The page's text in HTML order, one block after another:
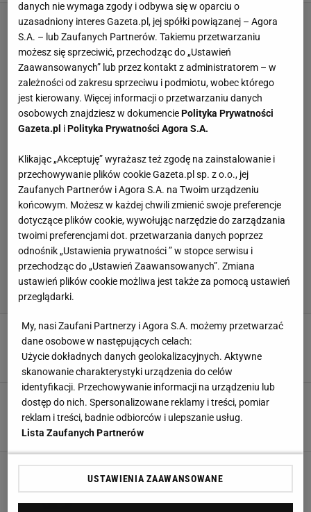
Mason Mount znalazł nowy klub. Kibice w
szoku: Mogłeś być legendą
Michał Ruszel,5 LIPCA 2023, 06:20
Wielki transfer Manchesteru United na
horyzoncie
Aleksander Bernard,
Chciała zniszczyć mu życie. Oto finał głośnej
sprawy
danych nie wymaga zgody i odbywa się w oparciu o
uzasadniony interes Gazeta.pl, jej spółki powiązanej – Agora
S.A. – lub Zaufanych Partnerów. Takiemu przetwarzaniu
możesz się sprzeciwić, przechodząc do „Ustawień
Zaawansowanych” lub przez kontakt z administratorem – w
zależności od zakresu sprzeciwu i podmiotu, wobec którego
jest kierowany. Więcej informacji o przetwarzaniu danych
osobowych znajdziesz w dokumenciePolityka Prywatności
Gazeta.pl iPolityka Prywatności Agora S.A.
Klikając „Akceptuję” wyrażasz też zgodę na zainstalowanie i
przechowywanie plików cookie Gazeta.pl sp. z o.o., jej
Zaufanych Partnerów i Agora S.A. na Twoim urządzeniu
końcowym. Możesz w każdej chwili zmienić swoje preferencje
dotyczące plików cookie, wywołując narzędzie do zarządzania
twoimi preferencjami dot. przetwarzania danych poprzez
odnośnik „Ustawienia prywatności ” w stopce serwisu i
przechodząc do „Ustawień Zaawansowanych”. Zmiana
ustawień plików cookie możliwa jest także za pomocą ustawień
przeglądarki.
My, nasi Zaufani Partnerzy i Agora S.A. możemy przetwarzać
dane osobowe w następujących celach:
Użycie dokładnych danych geolokalizacyjnych. Aktywne
skanowanie charakterystyki urządzenia do celów
identyfikacji. Przechowywanie informacji na urządzeniu lub
dostęp do nich. Spersonalizowane reklamy i treści, pomiar
reklam i treści, badnie odbiorców i ulepszanie usług.
Lista Zaufanych Partnerów
USTAWIENIA ZAAWANSOWANE